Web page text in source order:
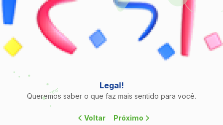
Legal!
Queremos saber o que faz mais sentido para você.
Voltar Próximo